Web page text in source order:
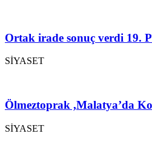
Ortak irade sonuç verdi 19.
SİYASET
Ölmeztoprak ,Malatya’da
SİYASET